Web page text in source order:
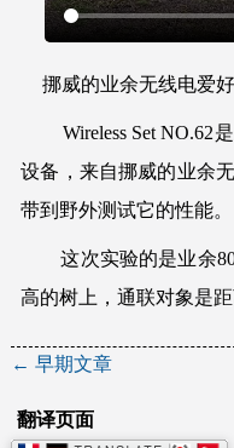
挪威的业余无线电爱
Wireless Set NO.62
设备，来自挪威的业余
带到野外测试它的性能。
这次实验的是业余80
高的树上，通联对象是
文
章
← 早期文章
翻译页面